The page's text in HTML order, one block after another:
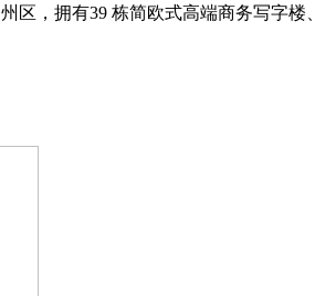
，拥有39 栋简欧式高端商务写字楼